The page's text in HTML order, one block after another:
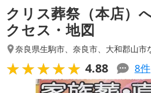
クリス葬祭（本店）
クセス・地図
奈良県生駒市、 奈良市、 大和郡山市
★★★★★
★★★★★ 4.88 8件